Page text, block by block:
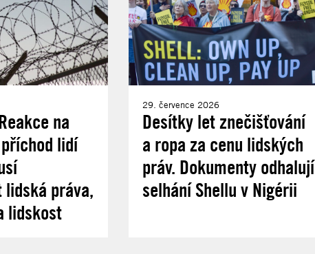
na
lidí
práva,
lidskost
29. července 2026
Desítky let znečišťování
a ropa za cenu lidských
práv. Dokumenty odhalují
selhání Shellu v Nigérii